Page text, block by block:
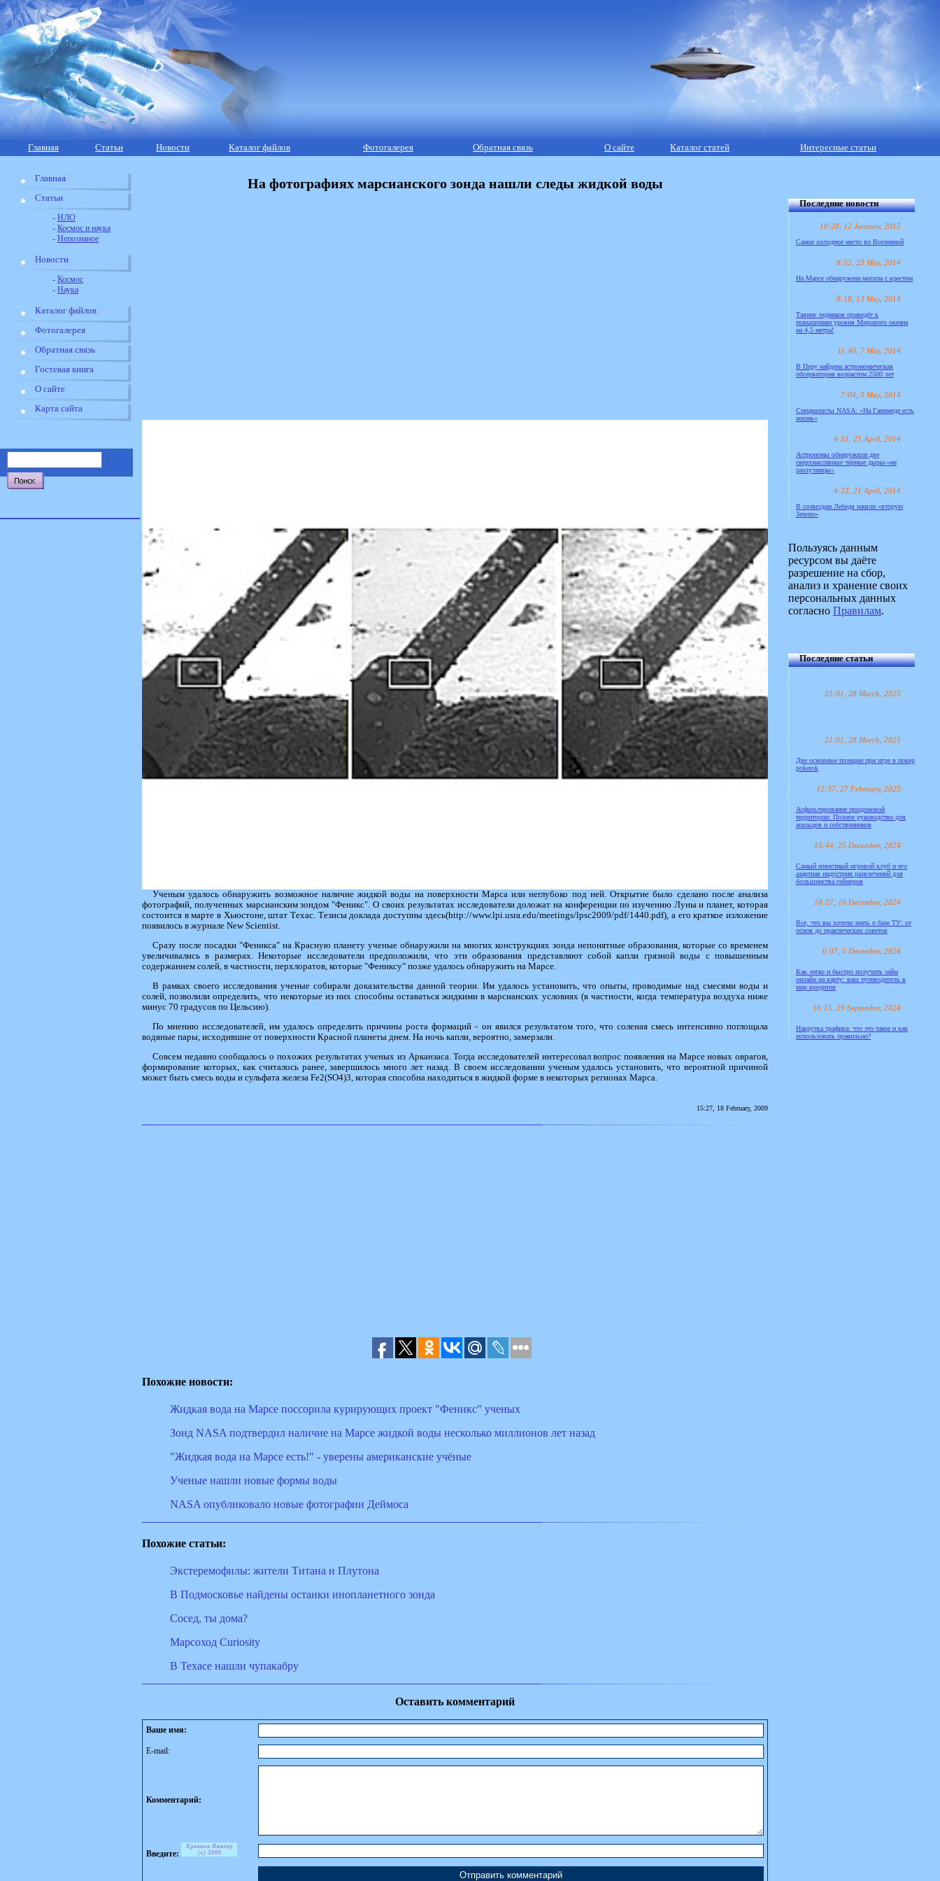
Главная Статьи Новости Каталог файлов Фотогалерея Обратная связь О сайте Каталог статей Интересные статьи
Главная
Статьи
- НЛО
- Космос и наука
- Непознаное
Новости
- Космос
- Наука
Каталог файлов
Фотогалерея
Обратная связь
Гостевая книга
О сайте
Карта сайта
На фотографиях марсианского зонда нашли следы жидкой воды
Ученым удалось обнаружить возможное наличие жидкой воды на поверхности Марса или неглубоко под ней. Открытие было сделано после анализа
фотографий, полученных марсианским зондом "Феникс". О своих результатах исследователи доложат на конференции по изучению Луны и планет, которая
состоится в марте в Хьюстоне, штат Техас. Тезисы доклада доступны здесь(http://www.lpi.usra.edu/meetings/lpsc2009/pdf/1440.pdf), а его краткое изложение
появилось в журнале New Scientist.
Сразу после посадки "Феникса" на Красную планету ученые обнаружили на многих конструкциях зонда непонятные образования, которые со временем
увеличивались в размерах. Некоторые исследователи предположили, что эти образования представляют собой капли грязной воды с повышенным
содержанием солей, в частности, перхлоратов, которые "Фениксу" позже удалось обнаружить на Марсе.
В рамках своего исследования ученые собирали доказательства данной теории. Им удалось установить, что опыты, проводимые над смесями воды и
солей, позволили определить, что некоторые из них способны оставаться жидкими в марсианских условиях (в частности, когда температура воздуха ниже
минус 70 градусов по Цельсию).
По мнению исследователей, им удалось определить причины роста формаций - он явился результатом того, что соленая смесь интенсивно поглощала
водяные пары, исходившие от поверхности Красной планеты днем. На ночь капли, вероятно, замерзали.
Совсем недавно сообщалось о похожих результатах ученых из Арканзаса. Тогда исследователей интересовал вопрос появления на Марсе новых оврагов,
формирование которых, как считалось ранее, завершилось много лет назад. В своем исследовании ученым удалось установить, что вероятной причиной
может быть смесь воды и сульфата железа Fe2(SO4)3, которая способна находиться в жидкой форме в некоторых регионах Марса.
15:27, 18 February, 2009
Похожие новости:
Жидкая вода на Марсе поссорила курирующих проект "Феникс" ученых
Зонд NASA подтвердил наличие на Марсе жидкой воды несколько миллионов лет назад
"Жидкая вода на Марсе есть!" - уверены американские учёные
Ученые нашли новые формы воды
NASA опубликовало новые фотографии Деймоса
Похожие статьи:
Экстеремофилы: жители Титана и Плутона
В Подмосковье найдены останки инопланетного зонда
Сосед, ты дома?
Марсоход Curiosity
В Техасе нашли чупакабру
Оставить комментарий
Ваше имя:
E-mail:
Комментарий:
Введите:
Последние новости
10:28, 12 January, 2015
Самое холодное место во Вселенной
8:52, 23 May, 2014
На Марсе обнаружена могила с крестом
8:18, 13 May, 2014
Таяние ледников приведёт к
повышению уровня Мирового океана
на 4,5 метра!
11:40, 7 May, 2014
В Перу найдена астрономическая
обсерватория возрастом 2500 лет
7:04, 5 May, 2014
Специалисты NASA: «На Ганимеде есть
жизнь»
4:51, 25 April, 2014
Астрономы обнаружили две
сверхмассивные чёрные дыры-«не
разлучницы»
4:23, 21 April, 2014
В созвездии Лебедя нашли «вторую
Землю»
Пользуясь данным
ресурсом вы даёте
разрешение на сбор,
анализ и хранение своих
персональных данных
согласно Правилам.
Последние статьи
21:01, 28 March, 2025
21:01, 28 March, 2025
Две основные позиции при игре в покер
pokerok
12:37, 27 February, 2025
Асфальтирование придомовой
территории: Полное руководство для
жильцов и собственников
15:44, 25 December, 2024
Самый известный игровой клуб и его
азартная индустрия развлечений для
большинства геймеров
18:27, 16 December, 2024
Все, что вы хотели знать о базе ТУ: от
основ до практических советов
6:07, 5 December, 2024
Как легко и быстро получить займ
онлайн на карту: ваш путеводитель в
мир кредитов
16:15, 29 September, 2024
Накрутка трафика: что это такое и как
использовать правильно?